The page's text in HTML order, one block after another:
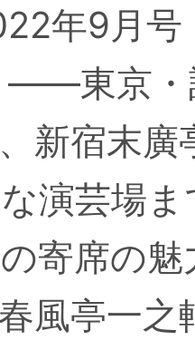
年9月号
——東京・
新宿末
演芸場ま
寄席の
風亭一